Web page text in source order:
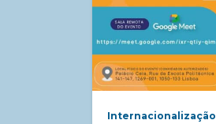
Internacionalização